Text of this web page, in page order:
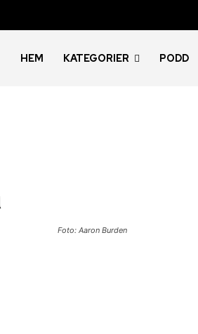
HEM KATEGORIER PODD
Foto: Aaron Burden